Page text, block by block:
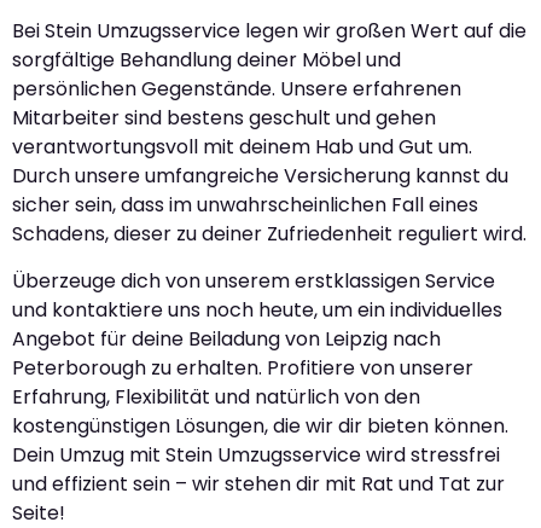
Bei Stein Umzugsservice legen wir großen Wert auf die
sorgfältige Behandlung deiner Möbel und
persönlichen Gegenstände. Unsere erfahrenen
Mitarbeiter sind bestens geschult und gehen
verantwortungsvoll mit deinem Hab und Gut um.
Durch unsere umfangreiche Versicherung kannst du
sicher sein, dass im unwahrscheinlichen Fall eines
Schadens, dieser zu deiner Zufriedenheit reguliert wird.
Überzeuge dich von unserem erstklassigen Service
und kontaktiere uns noch heute, um ein individuelles
Angebot für deine Beiladung von Leipzig nach
Peterborough zu erhalten. Profitiere von unserer
Erfahrung, Flexibilität und natürlich von den
kostengünstigen Lösungen, die wir dir bieten können.
Dein Umzug mit Stein Umzugsservice wird stressfrei
und effizient sein – wir stehen dir mit Rat und Tat zur
Seite!